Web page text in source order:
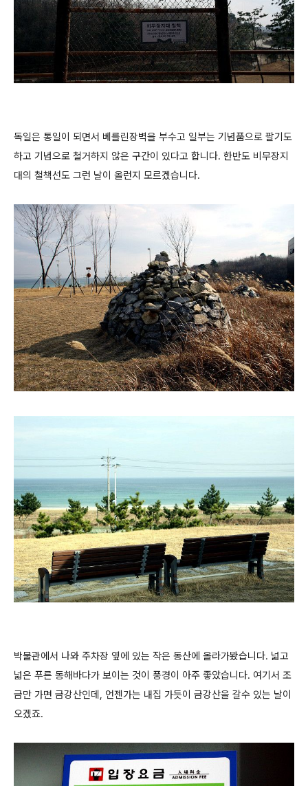
독일은 통일이 되면서 베를린장벽을 부수고 일부는 기념품으로 팔기도
하고 기념으로 철거하지 않은 구간이 있다고 합니다. 한반도 비무장지
대의 철책선도 그런 날이 올런지 모르겠습니다.
박물관에서 나와 주차장 옆에 있는 작은 동산에 올라가봤습니다. 넓고
넓은 푸른 동해바다가 보이는 것이 풍경이 아주 좋았습니다. 여기서 조
금만 가면 금강산인데, 언젠가는 내집 가듯이 금강산을 갈수 있는 날이
오겠죠.